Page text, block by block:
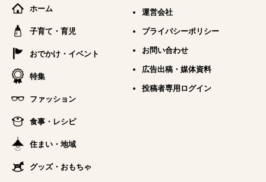
ホーム
子育て・育児
おでかけ・イベント
特集
ファッション
食事・レシピ
住まい・地域
グッズ・おもちゃ
運営会社
プライバシーポリシー
お問い合わせ
広告出稿・媒体資料
投稿者専用ログイン